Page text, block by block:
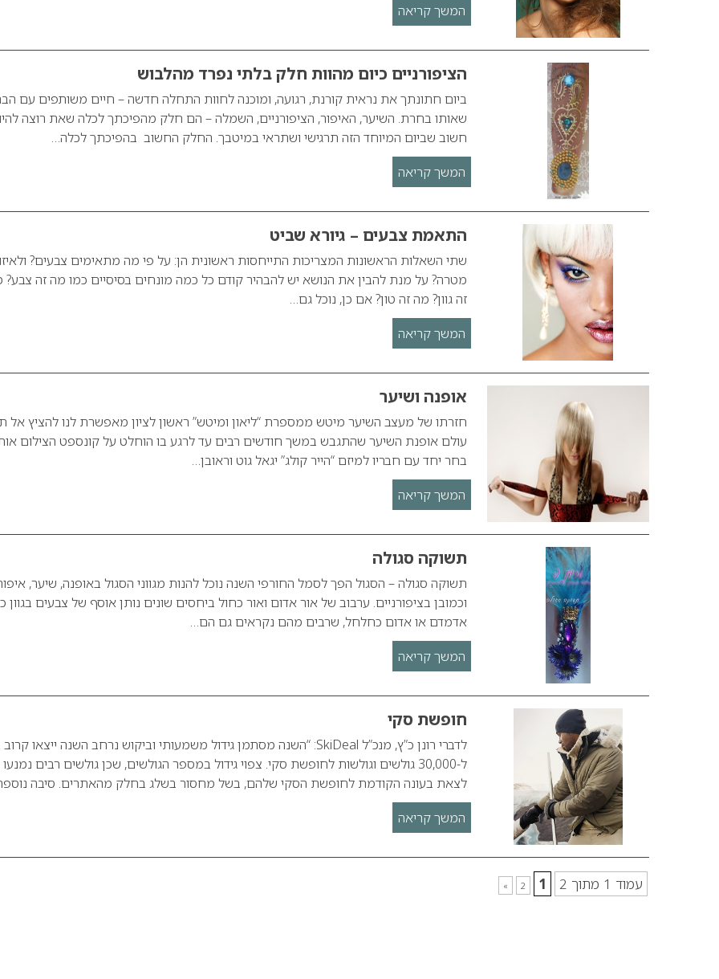
המשך קריאה
הציפורניים כיום מהוות חלק בלתי נפרד מהלבוש
ביום חתונתך את נראית קורנת, רגועה, ומוכנה לחוות התחלה חדשה – חיים משותפים עם
שאותו בחרת. השיער, האיפור, הציפורניים, השמלה – הם חלק מהפיכתך לכלה שאת רוצה
חשוב שביום המיוחד הזה תרגישי ושתראי במיטבך. החלק החשוב בהפיכתך לכלה…
המשך קריאה
התאמת צבעים – גיורא שביט
שתי השאלות הראשונות המצריכות התייחסות ראשונית הן: על פי מה מתאימים צבעים?
מטרה? על מנת להבין את הנושא יש להבהיר קודם כל כמה מונחים בסיסיים כמו מה זה צבע?
זה גוון? מה זה טון? אם כן, נוכל גם…
המשך קריאה
אופנה ושיער
חזרתו של מעצב השיער מיטש ממספרת “ליאון ומיטש” ראשון לציון מאפשרת לנו להציץ אל
עולם אופנת השיער שהתגבש במשך חודשים רבים עד לרגע בו הוחלט על קונספט הצילום
בחר יחד עם חבריו למיזם “הייר קולג” יגאל גוט וראובן…
המשך קריאה
תשוקה סגולה
תשוקה סגולה – הסגול הפך לסמל החורפי השנה נוכל להנות מגווני הסגול באופנה, שיער,
וכמובן בציפורניים. ערבוב של אור אדום ואור כחול ביחסים שונים נותן אוסף של צבעים בגוון
אדמדם או אדום כחלחל, שרבים מהם נקראים גם הם…
המשך קריאה
חופשת סקי
לדברי רונן כ”ץ, מנכ”ל SkiDeal: “השנה מסתמן גידול משמעותי וביקוש נרחב השנה ייצאו קרוב
ל-30,000 גולשים וגולשות לחופשת סקי. צפוי גידול במספר הגולשים, שכן גולשים רבים נמנעו
לצאת בעונה הקודמת לחופשת הסקי שלהם, בשל מחסור בשלג בחלק מהאתרים. סיבה
המשך קריאה
עמוד 1 מתוך 2 1
2
»